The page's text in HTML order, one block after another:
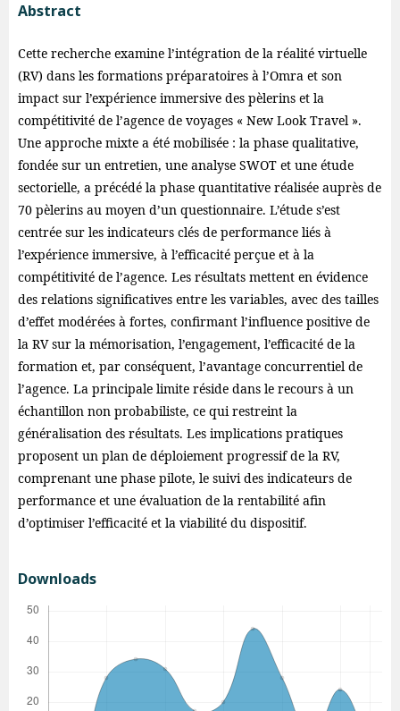
Abstract
Cette recherche examine l’intégration de la réalité virtuelle
(RV) dans les formations préparatoires à l’Omra et son
impact sur l’expérience immersive des pèlerins et la
compétitivité de l’agence de voyages « New Look Travel ».
Une approche mixte a été mobilisée : la phase qualitative,
fondée sur un entretien, une analyse SWOT et une étude
sectorielle, a précédé la phase quantitative réalisée auprès de
70 pèlerins au moyen d’un questionnaire. L’étude s’est
centrée sur les indicateurs clés de performance liés à
l’expérience immersive, à l’efficacité perçue et à la
compétitivité de l’agence. Les résultats mettent en évidence
des relations significatives entre les variables, avec des tailles
d’effet modérées à fortes, confirmant l’influence positive de
la RV sur la mémorisation, l’engagement, l’efficacité de la
formation et, par conséquent, l’avantage concurrentiel de
l’agence. La principale limite réside dans le recours à un
échantillon non probabiliste, ce qui restreint la
généralisation des résultats. Les implications pratiques
proposent un plan de déploiement progressif de la RV,
comprenant une phase pilote, le suivi des indicateurs de
performance et une évaluation de la rentabilité afin
d’optimiser l’efficacité et la viabilité du dispositif.
Downloads